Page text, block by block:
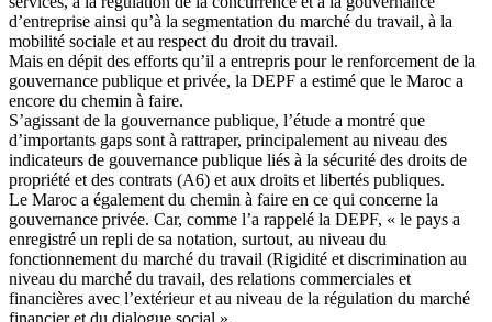
d’entreprise ainsi qu’à la segmentation du marché du travail, à la
mobilité sociale et au respect du droit du travail.
Mais en dépit des efforts qu’il a entrepris pour le renforcement de la
gouvernance publique et privée, la DEPF a estimé que le Maroc a
encore du chemin à faire.
S’agissant de la gouvernance publique, l’étude a montré que
d’importants gaps sont à rattraper, principalement au niveau des
indicateurs de gouvernance publique liés à la sécurité des droits de
propriété et des contrats (A6) et aux droits et libertés publiques.
Le Maroc a également du chemin à faire en ce qui concerne la
gouvernance privée. Car, comme l’a rappelé la DEPF, « le pays a
enregistré un repli de sa notation, surtout, au niveau du
fonctionnement du marché du travail (Rigidité et discrimination au
niveau du marché du travail, des relations commerciales et
financières avec l’extérieur et au niveau de la régulation du marché
financier et du dialogue social ».